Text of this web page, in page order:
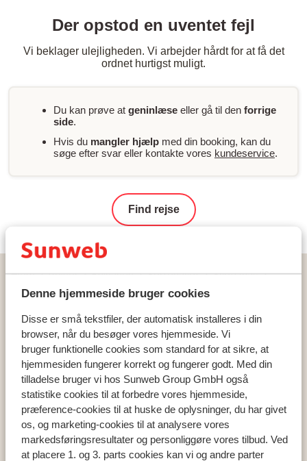
Denne hjemmeside bruger cookies
Disse er små tekstfiler, der automatisk installeres i din
browser, når du besøger vores hjemmeside. Vi
bruger funktionelle cookies som standard for at sikre, at
hjemmesiden fungerer korrekt og fungerer godt. Med din
tilladelse bruger vi hos Sunweb Group GmbH også
statistike cookies til at forbedre vores hjemmeside,
præference-cookies til at huske de oplysninger, du har givet
os, og marketing-cookies til at analysere vores
markedsføringsresultater og personliggøre vores tilbud. Ved
at placere 1. og 3. parts cookies kan vi og andre parter
Der opstod en uventet fejl
Vi beklager ulejligheden. Vi arbejder hårdt for at få det
ordnet hurtigst muligt.
Du kan prøve at geninlæse eller gå til den forrige
side.
Hvis du mangler hjælp med din booking, kan du
søge efter svar eller kontakte vores kundeservice.
Find rejse
Hjem Rejser Bulgarien Sortehavet
Sveti Vlas
Voya Beach Resort
Populære lande
Tyrkiet
Grækenland
Egypten
Cypern